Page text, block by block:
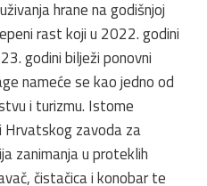
hrane na godišnjoj
rast koji u 2022. godini
godini bilježi ponovni
nameće se kao jedno od
i turizmu. Istome
Hrvatskog zavoda za
zanimanja u proteklih
čistačica i konobar te